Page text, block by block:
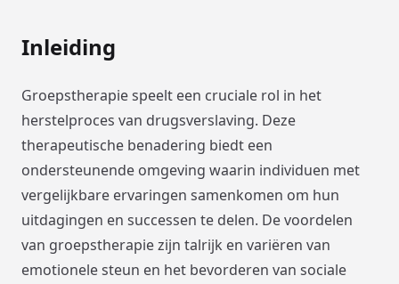
Inleiding
Groepstherapie speelt een cruciale rol in het
herstelproces van drugsverslaving. Deze
therapeutische benadering biedt een
ondersteunende omgeving waarin individuen met
vergelijkbare ervaringen samenkomen om hun
uitdagingen en successen te delen. De voordelen
van groepstherapie zijn talrijk en variëren van
emotionele steun en het bevorderen van sociale